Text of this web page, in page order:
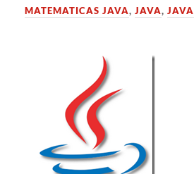
MATEMATICAS JAVA,JAVA,